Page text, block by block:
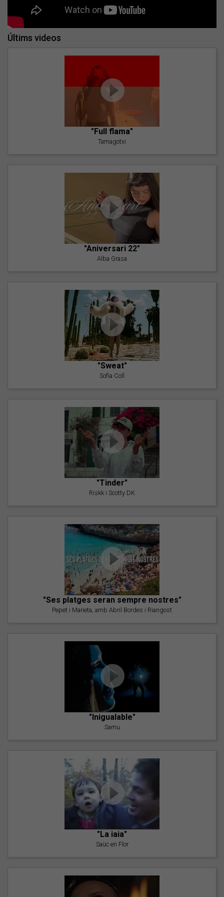
Últims videos
"Full flama"
Tamagotxi
"Aniversari 22"
Alba Grasa
"Sweat"
Sofia Coll
"Tinder"
Riskk i Scotty DK
"Ses platges seran sempre nostres"
Pepet i Marieta, amb Abril Bordes i Riangost
"Inigualable"
Samu
"La iaia"
Saüc en Flor